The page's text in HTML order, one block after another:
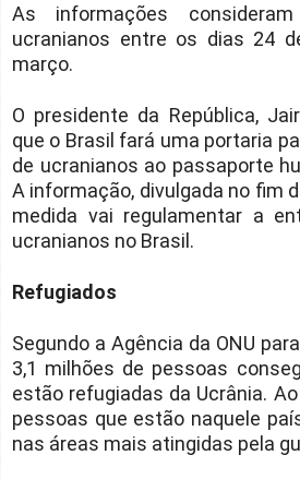
As informações
ucranianos entre os dias 24
março.
O presidente da República,
que o Brasil fará uma portaria
de ucranianos ao passaporte
A informação, divulgada no fim
medida vai regulamentar a
ucranianos no Brasil.
Refugiados
Segundo a Agência da ONU
3,1 milhões de pessoas
estão refugiadas da Ucrânia.
pessoas que estão naquele
nas áreas mais atingidas pela